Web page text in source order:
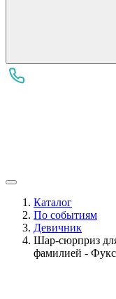
Каталог
По событиям
Девичник
Шар-сюрприз
фамилией -